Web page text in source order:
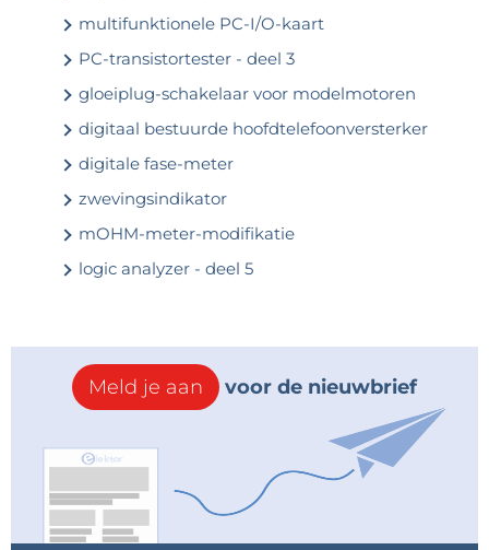
multifunktionele PC-I/O-kaart
PC-transistortester - deel 3
gloeiplug-schakelaar voor modelmotoren
digitaal bestuurde hoofdtelefoonversterker
digitale fase-meter
zwevingsindikator
mOHM-meter-modifikatie
logic analyzer - deel 5
Meld je aan voor de nieuwbrief